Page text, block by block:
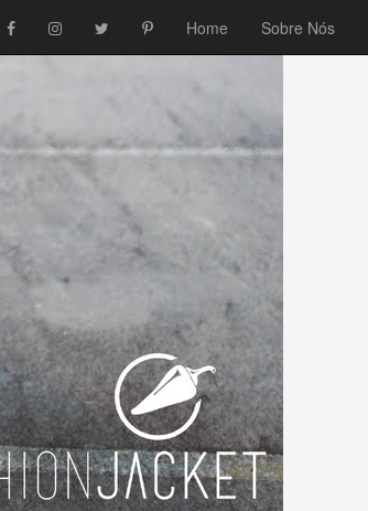
Home Sobre Nós